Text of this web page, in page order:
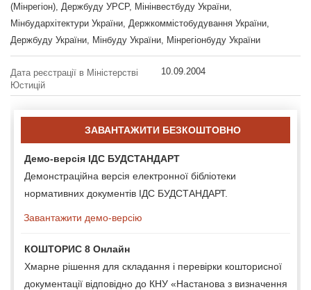
(Мінрегіон), Держбуду УРСР, Мінінвестбуду України,
Мінбудархітектури України, Держкоммістобудування України,
Держбуду України, Мінбуду України, Мінрегіонбуду України
Дата реєстрації в Міністерстві
Юстицій
10.09.2004
ЗАВАНТАЖИТИ БЕЗКОШТОВНО
Демо-версія ІДС БУДСТАНДАРТ
Демонстраційна версія електронної бібліотеки
нормативних документів ІДС БУДСТАНДАРТ.
Завантажити демо-версію
КОШТОРИС 8 Онлайн
Хмарне рішення для складання і перевірки кошторисної
документації відповідно до КНУ «Настанова з визначення